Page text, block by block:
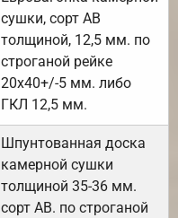
сушки, сорт АВ
толщиной, 12,5 мм. по
строганой рейке
20х40+/-5 мм. либо
ГКЛ 12,5 мм.
Шпунтованная доска
камерной сушки
толщиной 35-36 мм.
сорт АВ. по строганой